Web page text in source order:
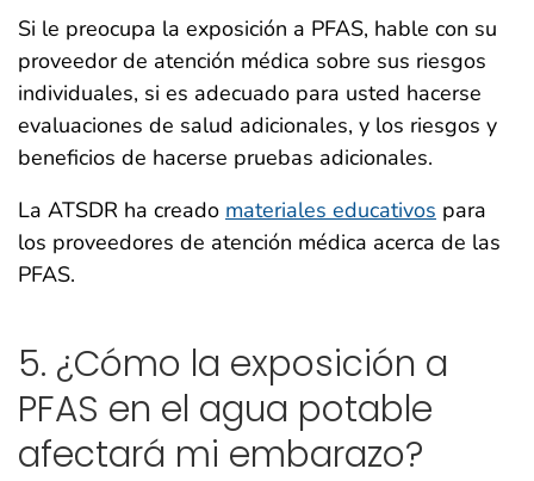
Si le preocupa la exposición a PFAS, hable con su
proveedor de atención médica sobre sus riesgos
individuales, si es adecuado para usted hacerse
evaluaciones de salud adicionales, y los riesgos y
beneficios de hacerse pruebas adicionales.
La ATSDR ha creado materiales educativos para
los proveedores de atención médica acerca de las
PFAS.
5. ¿Cómo la exposición a
PFAS en el agua potable
afectará mi embarazo?